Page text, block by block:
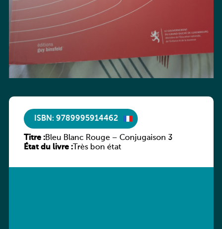
ISBN: 9789995914462
Titre :Bleu Blanc Rouge – Conjugaison 3
État du livre :Très bon état